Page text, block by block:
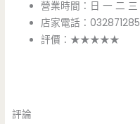
營業時間：日 一 二
店家電話：032871285
評價：★★★★★
評論